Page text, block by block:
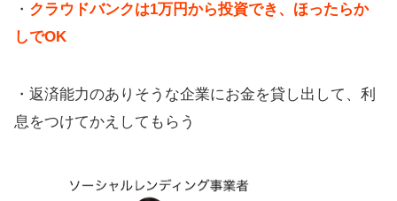
・ クラウドバンクは1万円から投資でき、ほったらか
しでOK
・返済能力のありそうな企業にお金を貸し出して、利
息をつけてかえしてもらう